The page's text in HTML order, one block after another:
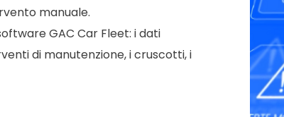
manuale.
GAC Car Fleet: i dati
di manutenzione, i cruscotti, i